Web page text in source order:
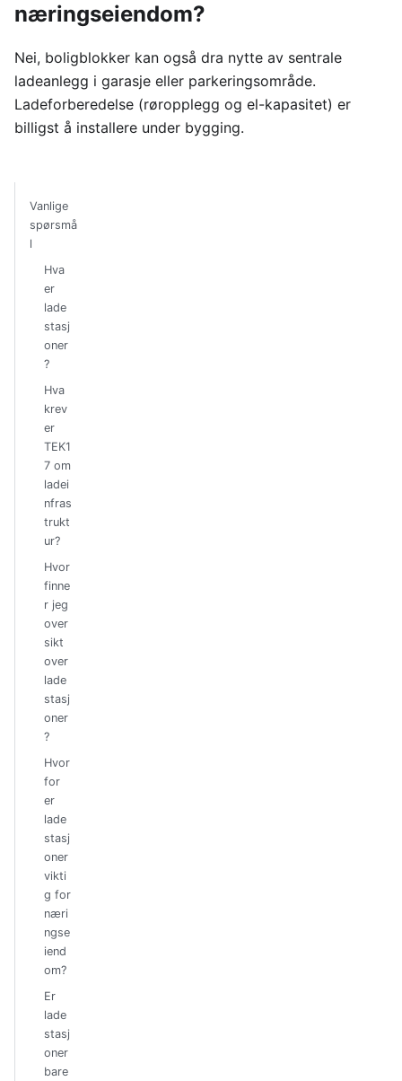
næringseiendom?
Nei, boligblokker kan også dra nytte av sentrale
ladeanlegg i garasje eller parkeringsområde.
Ladeforberedelse (røropplegg og el-kapasitet) er
billigst å installere under bygging.
Vanlige
spørsmå
l
Hva
er
lade
stasj
oner
?
Hva
krev
er
TEK1
7 om
ladei
nfras
trukt
ur?
Hvor
finne
r jeg
over
sikt
over
lade
stasj
oner
?
Hvor
for
er
lade
stasj
oner
vikti
g for
næri
ngse
iend
om?
Er
lade
stasj
oner
bare